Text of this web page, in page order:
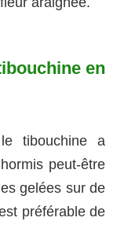
en
tibouchine a
peut-être
gelées sur de
préférable de